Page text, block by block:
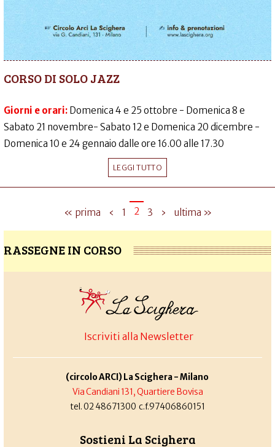
CORSO DI SOLO JAZZ
Giorni e orari: Domenica 4 e 25 ottobre - Domenica 8 e
Sabato 21 novembre- Sabato 12 e Domenica 20 dicembre -
Domenica 10 e 24 gennaio dalle ore 16.00 alle 17.30
LEGGI TUTTO
« prima ‹ 1 2 3 › ultima »
RASSEGNE IN CORSO
Iscriviti alla Newsletter
(circolo ARCI) La Scighera - Milano
Via Candiani 131, Quartiere Bovisa
tel. 02 48671300 c.f.97406860151
Sostieni La Scighera